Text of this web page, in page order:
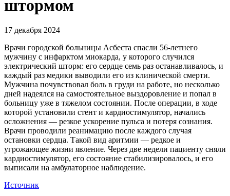
штормом
17 декабря 2024
Врачи городской больницы Асбеста спасли 56-летнего
мужчину с инфарктом миокарда, у которого случился
электрический шторм: его сердце семь раз останавливалось, и
каждый раз медики выводили его из клинической смерти.
Мужчина почувствовал боль в груди на работе, но несколько
дней надеялся на самостоятельное выздоровление и попал в
больницу уже в тяжелом состоянии. После операции, в ходе
которой установили стент и кардиостимулятор, начались
осложнения — резкое ускорение пульса и потеря сознания.
Врачи проводили реанимацию после каждого случая
остановки сердца. Такой вид аритмии — редкое и
угрожающее жизни явление. Через две недели пациенту сняли
кардиостимулятор, его состояние стабилизировалось, и его
выписали на амбулаторное наблюдение.
Источник